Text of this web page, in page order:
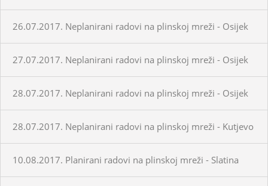
26.07.2017. Neplanirani radovi na plinskoj mreži - Osijek
27.07.2017. Neplanirani radovi na plinskoj mreži - Osijek
28.07.2017. Neplanirani radovi na plinskoj mreži - Osijek
28.07.2017. Neplanirani radovi na plinskoj mreži - Kutjevo
10.08.2017. Planirani radovi na plinskoj mreži - Slatina